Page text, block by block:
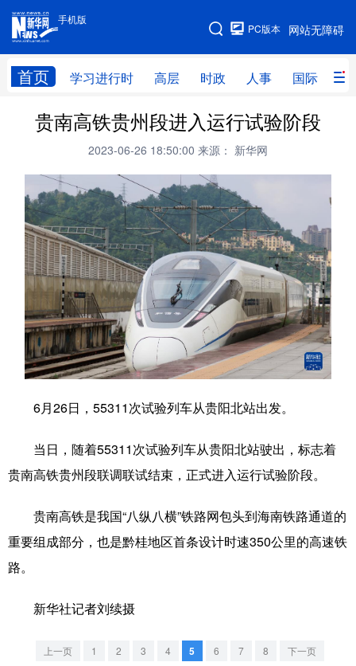
手机版
网站无障碍
PC版本
首页 学习进行时 高层 时政 人事 国际 财
手机版
网站地图
学习进行时 高层 时政 人事
财经 网评
台湾 思客智库 全球连线
科技 科创 量子
文化 书画 健康 军事
访谈 视频 图片 政务
法律 中央文件 金融 汽车
食品 人居 信息化 数字经济
彩票 娱乐 时尚 悦读
文化产业
北京 天津
辽宁 吉林 上海 江苏
贵南高铁贵州段进入运行试验阶段
2023-06-26 18:50:00 来源： 新华网
6月26日，55311次试验列车从贵阳北站出发。
当日，随着55311次试验列车从贵阳北站驶出，标志着
贵南高铁贵州段联调联试结束，正式进入运行试验阶段。
贵南高铁是我国“八纵八横”铁路网包头到海南铁路通道的
重要组成部分，也是黔桂地区首条设计时速350公里的高速铁
路。
新华社记者刘续摄
上一页 1 2 3 4 5 6 7 8 下一页